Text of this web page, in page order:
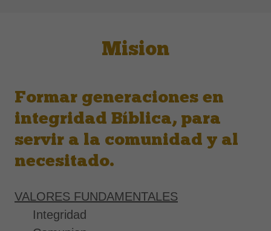
Mision
Formar generaciones en
integridad Bíblica, para
servir a la comunidad y al
necesitado.
VALORES FUNDAMENTALES
Integridad